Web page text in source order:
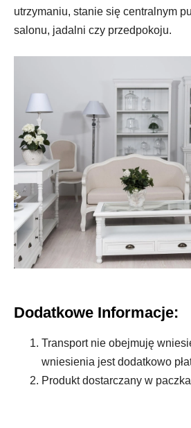
utrzymaniu, stanie się centralnym
salonu, jadalni czy przedpokoju.
Dodatkowe Informacje:
Transport nie obejmuję
wniesienia jest dodatkowo
Produkt dostarczany w